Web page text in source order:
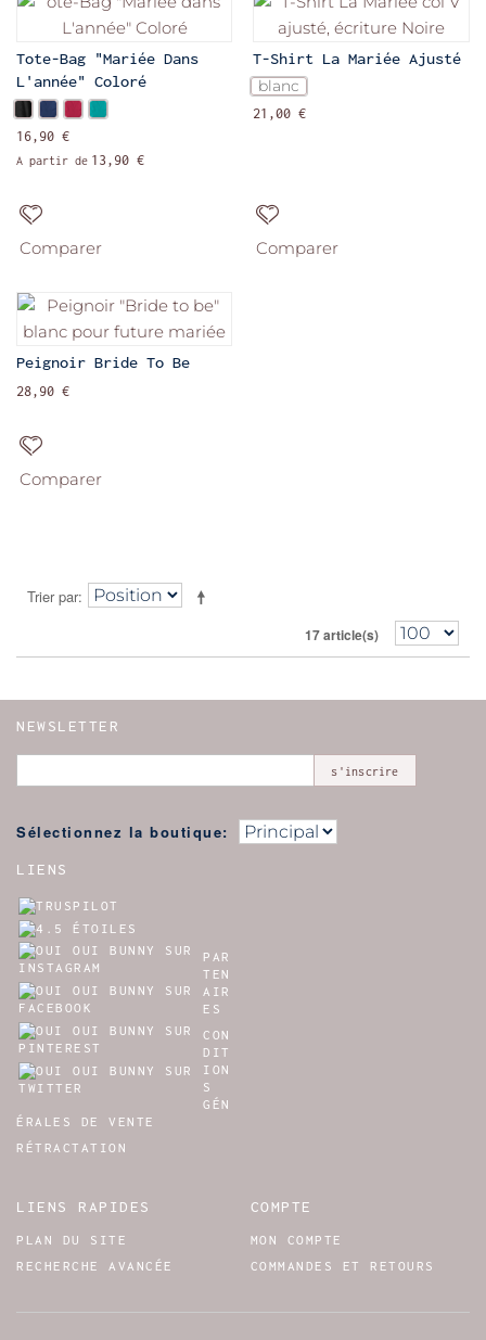
Tote-Bag "Mariée Dans
L'année" Coloré
16,90 €
A partir de 13,90 €
Comparer
T-Shirt La Mariée Ajusté
blanc
21,00 €
Comparer
Peignoir Bride To Be
28,90 €
Comparer
Trier par
17 article(s)
NEWSLETTER
s'inscrire
Sélectionnez la boutique:
LIENS
PAR
TEN
AIR
ES
CON
DIT
ION
S
GÉN
ÉRALES DE VENTE
RÉTRACTATION
LIENS RAPIDES
PLAN DU SITE
RECHERCHE AVANCÉE
COMPTE
MON COMPTE
COMMANDES ET RETOURS